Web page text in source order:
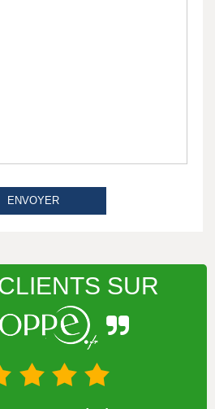
ENVOYER